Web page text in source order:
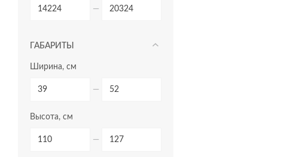
—
ГАБАРИТЫ
Ширина, см
—
Высота, см
—